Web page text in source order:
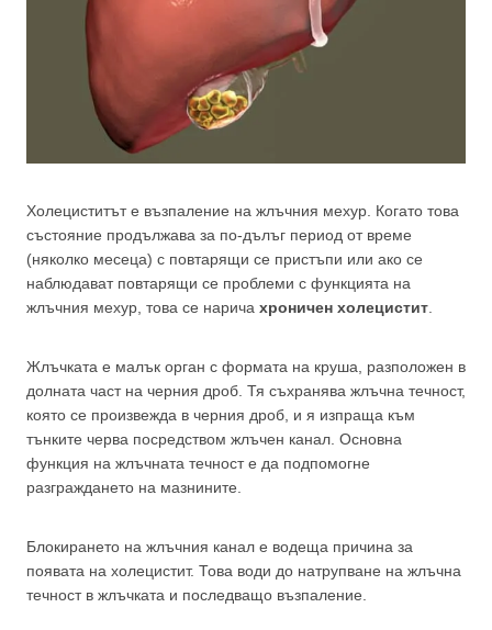
Холециститът е възпаление на жлъчния мехур. Когато това
състояние продължава за по-дълъг период от време
(няколко месеца) с повтарящи се пристъпи или ако се
наблюдават повтарящи се проблеми с функцията на
жлъчния мехур, това се нарича хроничен холецистит
Жлъчката е малък орган с формата на круша, разположен в
долната част на черния дроб. Тя съхранява жлъчна течност,
която се произвежда в черния дроб, и я изпраща към
тънките черва посредством жлъчен канал. Основна
функция на жлъчната течност е да подпомогне
разграждането на мазнините.
Блокирането на жлъчния канал е водеща причина за
появата на холецистит. Това води до натрупване на жлъчна
течност в жлъчката и последващо възпаление.